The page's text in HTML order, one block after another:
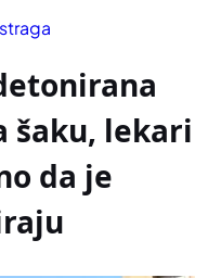
šaku, lekari
da je